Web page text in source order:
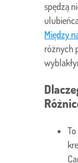
spędzą
Między
różnych